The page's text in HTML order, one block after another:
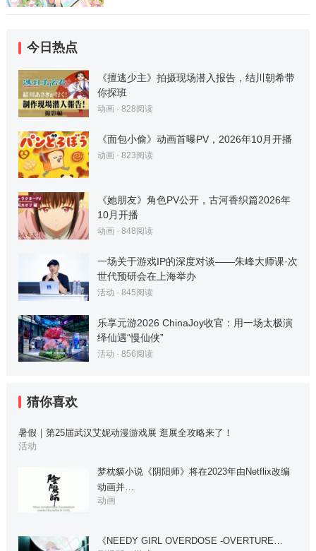
今日热点
《擅逃少主》拍摄现场潜入报告，结川朝希带
你探班
动画· 828阅读
《面包小偷》动画首曝PV，2026年10月开播
动画· 823阅读
《她朋友》角色PV公开，古河香织篇2026年
10月开播
动画· 848阅读
一场关于游戏IP的深度对谈——朱峰大师课·次
世代预研会在上海举办
活动 · 845阅读
乐享元游2026 ChinaJoy收官：用一场太极演
绎仙遇“慢仙侠”
活动 · 856阅读
猜你喜欢
暑假｜第25届武汉艾妮动漫游戏展 逛展全攻略来了！
活动
梦枕貘小说《阴阳师》将在2023年由Netflix改编
动画并…
动画
《NEEDY GIRL OVERDOSE -OVERTURE…